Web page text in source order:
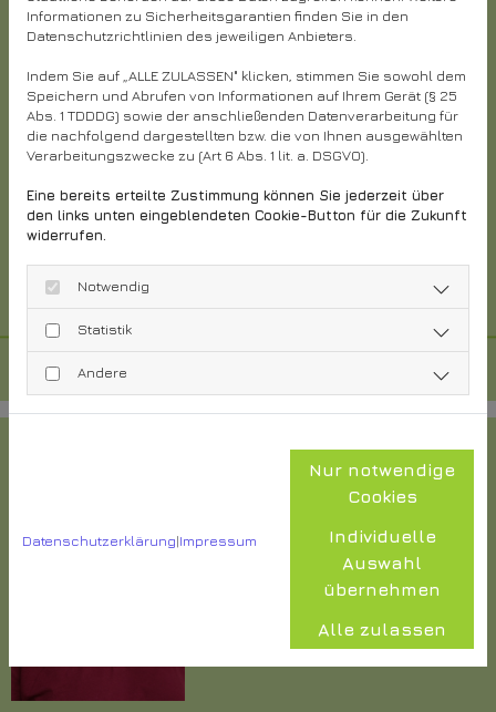
Ausbildung:Zahnarzthelferin
Aufgaben:
Assistenz am Zahnarztstuhl
Professionelle Zahnreinigung
Prophylaxe in Kindergärten / Schulen
Informationen zu Sicherheitsgarantien finden Sie in den
Datenschutzrichtlinien des jeweiligen Anbieters.
Indem Sie auf „ALLE ZULASSEN" klicken, stimmen Sie sowohl dem
Speichern und Abrufen von Informationen auf Ihrem Gerät (§ 25
Abs. 1 TDDDG) sowie der anschließenden Datenverarbeitung für
die nachfolgend dargestellten bzw. die von Ihnen ausgewählten
Verarbeitungszwecke zu (Art 6 Abs. 1 lit. a. DSGVO).
Eine bereits erteilte Zustimmung können Sie jederzeit über
den links unten eingeblendeten Cookie-Button für die Zukunft
widerrufen.
Notwendig
Statistik
Andere
Datenschutzerklärung|Impressum
Nur notwendige
Cookies
Individuelle
Auswahl
übernehmen
Alle zulassen